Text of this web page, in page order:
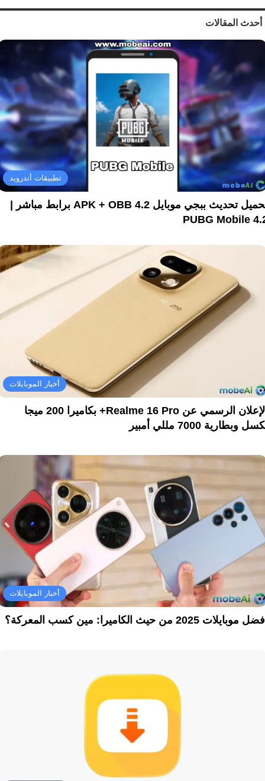
أحدث المقالات
تطبيقات أندرويد
تحميل تحديث ببجي موبايل 4.2 APK + OBB برابط مباشر |
PUBG Mobile
أخبار الموبايلات
الإعلان الرسمي عن Realme 16 Pro+ بكاميرا 200 ميجا
وبطارية 7000 مللي أمبير
أخبار الموبايلات
موبايلات 2025 من حيث الكاميرا: مين كسب المعركة؟